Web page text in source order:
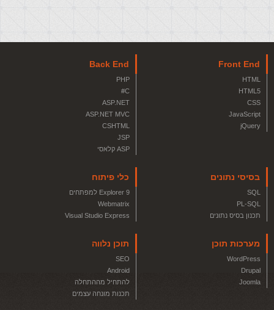
Front End
HTML
HTML5
CSS
JavaScript
jQuery
Back End
PHP
C#
ASP.NET
ASP.NET MVC
CSHTML
JSP
ASP קלאסי
בסיסי נתונים
SQL
PL-SQL
תכנון בסיס נתונים
כלי פיתוח
Explorer 9 למפתחים
Webmatrix
Visual Studio Express
מערכות תוכן
WordPress
Drupal
Joomla
תוכן נלווה
SEO
Android
להתחיל מההתחלה
תכנות מונחה עצמים